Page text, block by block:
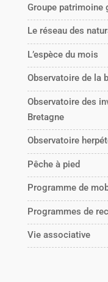
Groupe patrimoine
Le réseau des
L’espèce du mois
Observatoire de la
Observatoire des
Bretagne
Observatoire
Pêche à pied
Programme de
Programmes de
Vie associative